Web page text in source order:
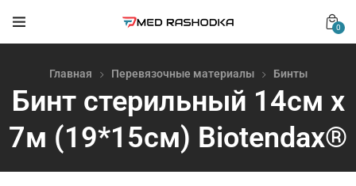
0
Главная Перевязочные материалы Бинты
Бинт стерильный 14см х
7м (19*15см) Biotendax®